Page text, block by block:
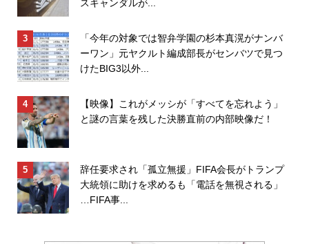
スキャンダルが...
「今年の対象では智弁学園の杉本真滉がナンバ
ーワン」元ヤクルト編成部長がセンバツで見つ
けたBIG3以外...
【映像】これがメッシが「すべてを忘れよう」
と謎の言葉を残した決勝直前の内部映像だ！
辞任要求され「孤立無援」FIFA会長がトランプ
大統領に助けを求めるも「電話を無視される」
…FIFA事...